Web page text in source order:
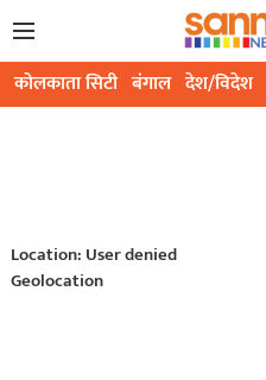
कोलकाता सिटी बंगाल देश/विदेश
Location: User denied
Geolocation